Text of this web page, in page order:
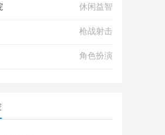
休闲益智
枪战射击
角色扮演